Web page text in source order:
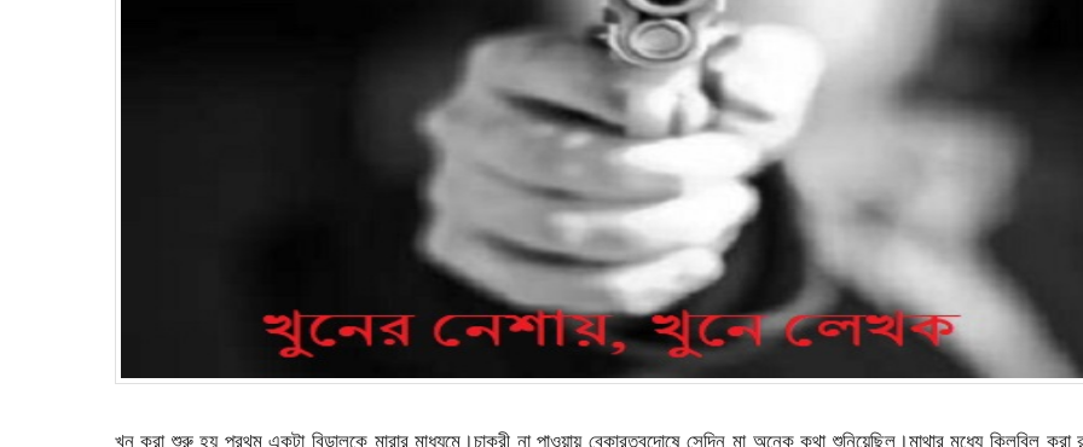
খুন করা শুরু হয় প্রথম একটা বিড়ালকে মারার মাধ্যমে।চাকরী না পাওয়ায় বেকারত্বদোষে সেদিন মা অনেক কথা শুনিয়েছিল।মাথার মধ্যে কিলবিল করা